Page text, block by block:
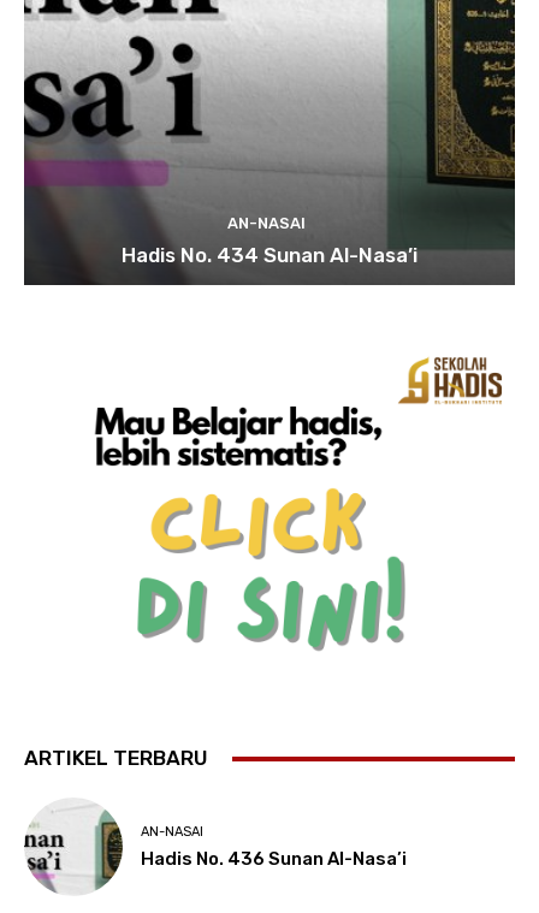
AN-NASAI
Hadis No. 434 Sunan Al-Nasa’i
ARTIKEL TERBARU
AN-NASAI
Hadis No. 436 Sunan Al-Nasa’i